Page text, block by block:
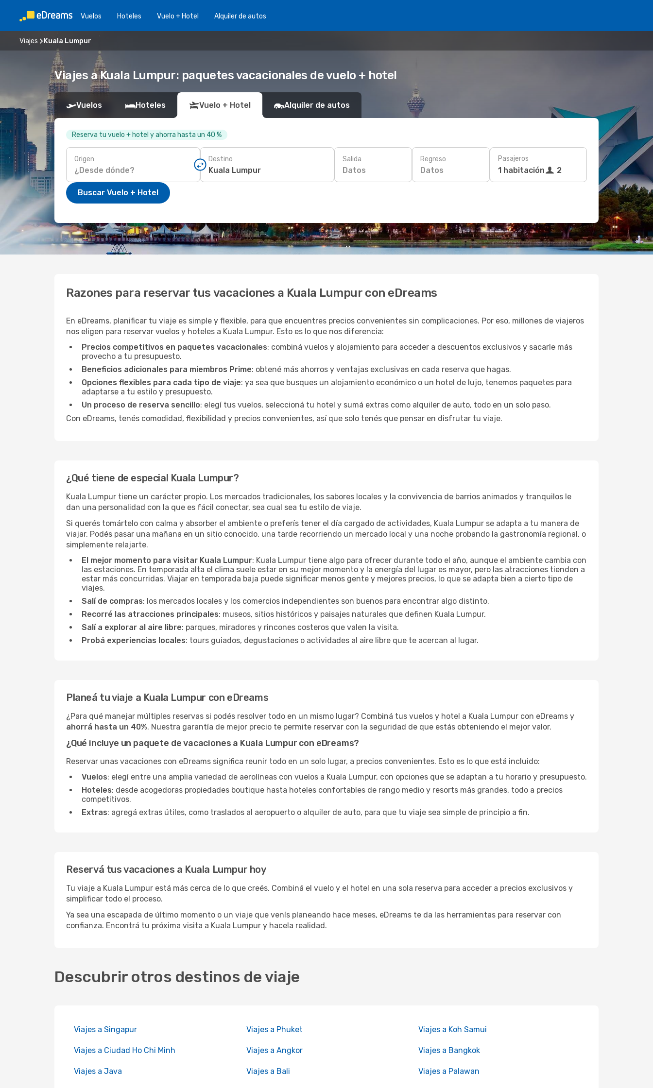
Vuelos Hoteles Vuelo + Hotel Alquiler de autos
Viajes Kuala Lumpur
Viajes a Kuala Lumpur: paquetes vacacionales de vuelo + hotel
Vuelos Hoteles Vuelo + Hotel Alquiler de autos
Reserva tu vuelo + hotel y ahorra hasta un 40 %
Origen Destino Salida
Datos
Regreso
Datos
Pasajeros
1 habitación 2
Buscar Vuelo + Hotel
Razones para reservar tus vacaciones a Kuala Lumpur con eDreams
En eDreams, planificar tu viaje es simple y flexible, para que encuentres precios convenientes sin complicaciones. Por eso, millones de viajeros
nos eligen para reservar vuelos y hoteles a Kuala Lumpur. Esto es lo que nos diferencia:
Precios competitivos en paquetes vacacionales: combiná vuelos y alojamiento para acceder a descuentos exclusivos y sacarle más
provecho a tu presupuesto.
Beneficios adicionales para miembros Prime: obtené más ahorros y ventajas exclusivas en cada reserva que hagas.
Opciones flexibles para cada tipo de viaje: ya sea que busques un alojamiento económico o un hotel de lujo, tenemos paquetes para
adaptarse a tu estilo y presupuesto.
Un proceso de reserva sencillo: elegí tus vuelos, seleccioná tu hotel y sumá extras como alquiler de auto, todo en un solo paso.
Con eDreams, tenés comodidad, flexibilidad y precios convenientes, así que solo tenés que pensar en disfrutar tu viaje.
¿Qué tiene de especial Kuala Lumpur?
Kuala Lumpur tiene un carácter propio. Los mercados tradicionales, los sabores locales y la convivencia de barrios animados y tranquilos le
dan una personalidad con la que es fácil conectar, sea cual sea tu estilo de viaje.
Si querés tomártelo con calma y absorber el ambiente o preferís tener el día cargado de actividades, Kuala Lumpur se adapta a tu manera de
viajar. Podés pasar una mañana en un sitio conocido, una tarde recorriendo un mercado local y una noche probando la gastronomía regional, o
simplemente relajarte.
El mejor momento para visitar Kuala Lumpur: Kuala Lumpur tiene algo para ofrecer durante todo el año, aunque el ambiente cambia con
las estaciones. En temporada alta el clima suele estar en su mejor momento y la energía del lugar es mayor, pero las atracciones tienden a
estar más concurridas. Viajar en temporada baja puede significar menos gente y mejores precios, lo que se adapta bien a cierto tipo de
viajes.
Salí de compras: los mercados locales y los comercios independientes son buenos para encontrar algo distinto.
Recorré las atracciones principales: museos, sitios históricos y paisajes naturales que definen Kuala Lumpur.
Salí a explorar al aire libre: parques, miradores y rincones costeros que valen la visita.
Probá experiencias locales: tours guiados, degustaciones o actividades al aire libre que te acercan al lugar.
Planeá tu viaje a Kuala Lumpur con eDreams
¿Para qué manejar múltiples reservas si podés resolver todo en un mismo lugar? Combiná tus vuelos y hotel a Kuala Lumpur con eDreams y
ahorrá hasta un 40%. Nuestra garantía de mejor precio te permite reservar con la seguridad de que estás obteniendo el mejor valor.
¿Qué incluye un paquete de vacaciones a Kuala Lumpur con eDreams?
Reservar unas vacaciones con eDreams significa reunir todo en un solo lugar, a precios convenientes. Esto es lo que está incluido:
Vuelos: elegí entre una amplia variedad de aerolíneas con vuelos a Kuala Lumpur, con opciones que se adaptan a tu horario y presupuesto.
Hoteles: desde acogedoras propiedades boutique hasta hoteles confortables de rango medio y resorts más grandes, todo a precios
competitivos.
Extras: agregá extras útiles, como traslados al aeropuerto o alquiler de auto, para que tu viaje sea simple de principio a fin.
Reservá tus vacaciones a Kuala Lumpur hoy
Tu viaje a Kuala Lumpur está más cerca de lo que creés. Combiná el vuelo y el hotel en una sola reserva para acceder a precios exclusivos y
simplificar todo el proceso.
Ya sea una escapada de último momento o un viaje que venís planeando hace meses, eDreams te da las herramientas para reservar con
confianza. Encontrá tu próxima visita a Kuala Lumpur y hacela realidad.
Descubrir otros destinos de viaje
Viajes a Singapur Viajes a Phuket Viajes a Koh Samui
Viajes a Ciudad Ho Chi Minh Viajes a Angkor Viajes a Bangkok
Viajes a Java Viajes a Bali Viajes a Palawan